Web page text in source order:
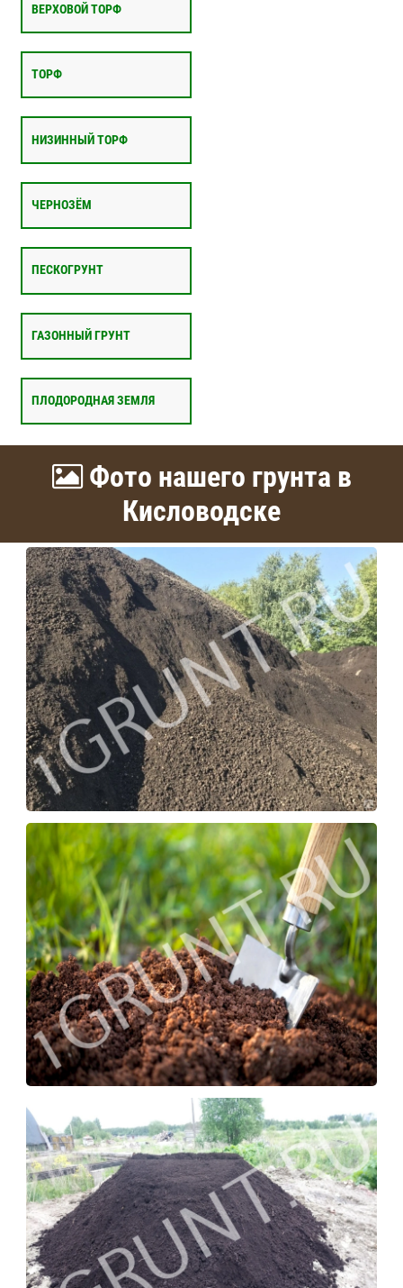
ВЕРХОВОЙ ТОРФ
ТОРФ
НИЗИННЫЙ ТОРФ
ЧЕРНОЗЁМ
ПЕСКОГРУНТ
ГАЗОННЫЙ ГРУНТ
ПЛОДОРОДНАЯ ЗЕМЛЯ
Фото нашего грунта в
Кисловодске